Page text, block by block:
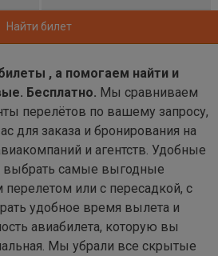
Найти билет
, а помогаем найти и
Бесплатно. Мы сравниваем
перелётов по вашему запросу,
для заказа и бронирования на
и агентств. Удобные
выбрать самые выгодные
или с пересадкой, с
удобное время вылета и
авиабилета, которую вы
Мы убрали все скрытые